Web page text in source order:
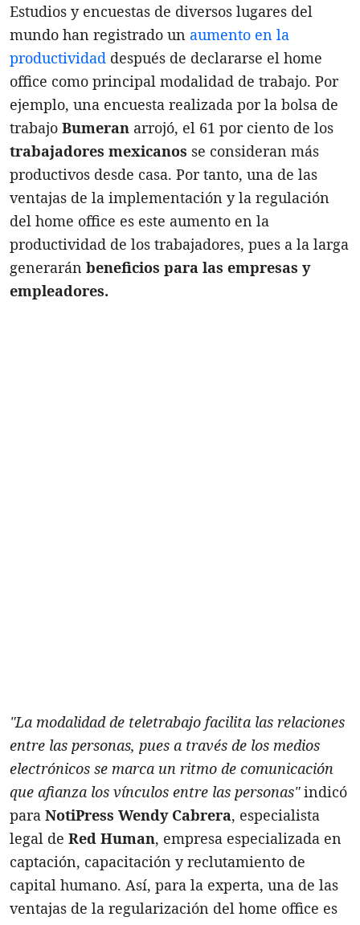
Estudios y encuestas de diversos lugares del
mundo han registrado un aumento en la
productividad después de declararse el home
office como principal modalidad de trabajo. Por
ejemplo, una encuesta realizada por la bolsa de
trabajo Bumeran arrojó, el 61 por ciento de los
trabajadores mexicanos se consideran más
productivos desde casa. Por tanto, una de las
ventajas de la implementación y la regulación
del home office es este aumento en la
productividad de los trabajadores, pues a la larga
generarán beneficios para las empresas y
empleadores.
"La modalidad de teletrabajo facilita las relaciones
entre las personas, pues a través de los medios
electrónicos se marca un ritmo de comunicación
que afianza los vínculos entre las personas"indicó
para NotiPress Wendy Cabrera, especialista
legal de Red Human, empresa especializada en
captación, capacitación y reclutamiento de
capital humano. Así, para la experta, una de las
ventajas de la regularización del home office es